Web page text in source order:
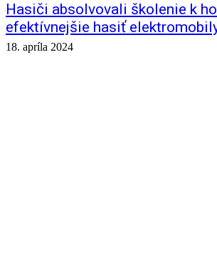
Hasiči absolvovali školenie k
efektívnejšie hasiť
18. apríla 2024